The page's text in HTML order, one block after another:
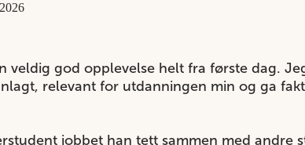
veldig god opplevelse helt fra første dag.
relevant for utdanningen min og ga
jobbet han tett sammen med